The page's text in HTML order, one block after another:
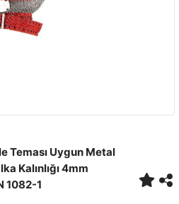
Teması Uygun Metal
Kalınlığı 4mm
1082-1